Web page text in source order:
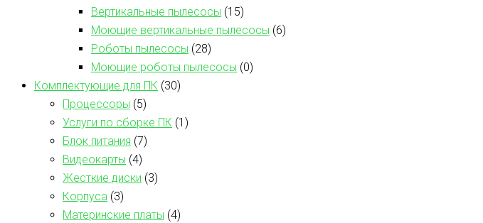
Вертикальные пылесосы (15)
Моющие вертикальные пылесосы (6)
Роботы пылесосы (28)
Моющие роботы пылесосы (0)
Комплектующие для ПК (30)
Процессоры (5)
Услуги по сборке ПК (1)
Блок питания (7)
Видеокарты (4)
Жесткие диски (3)
Корпуса (3)
Материнские платы (4)